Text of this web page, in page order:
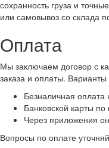
сохранность груза и
или самовывоз со склада
Оплата
Мы заключаем договор с
заказа и оплаты.
Безналичная оплата
Банковской карты
Через приложения
Вопросы по оплате